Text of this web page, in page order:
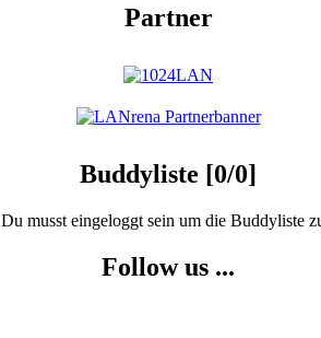
Partner
Buddyliste [0/0]
Du musst eingeloggt sein um die Buddyliste
Follow us ...